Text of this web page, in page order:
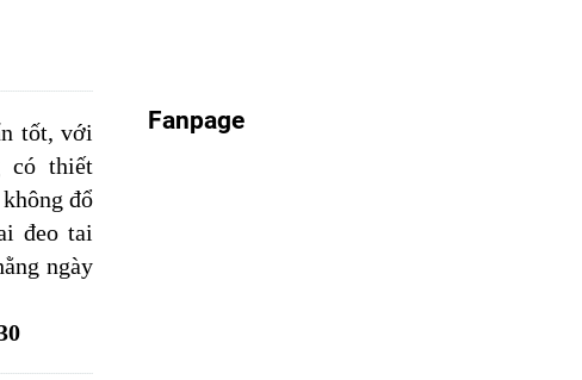
tốt, với
có thiết
đổ
đeo tai
ngày
Fanpage